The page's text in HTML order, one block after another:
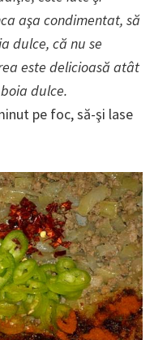
aşa condimentat, să
dulce, că nu se
este delicioasă atât
dulce.
pe foc, să-şi lase